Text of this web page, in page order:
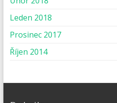
Leden 2018
Prosinec 2017
Říjen 2014